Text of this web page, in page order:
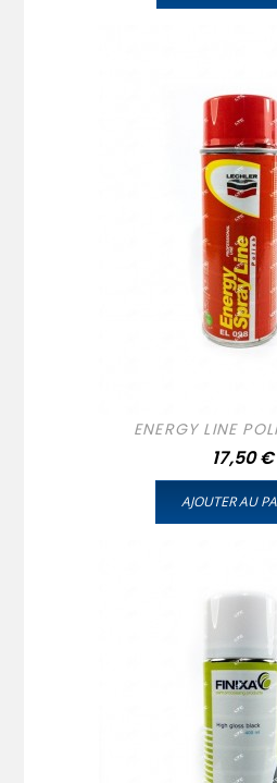
ENERGY LINE
Prix
17,50 €
AJOUTER AU